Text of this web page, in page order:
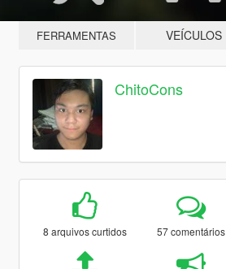
FERRAMENTAS VEÍCULOS
ChitoCons
8 arquivos curtidos 57 comentários